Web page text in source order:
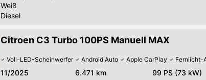
Weiß
Diesel
Citroen C3 Turbo 100PS Manuell MAX
Voll-LED-Scheinwerfer Android Auto Apple CarPlay Fernlicht-
11/2025 6.471 km 99 PS (73 kW)